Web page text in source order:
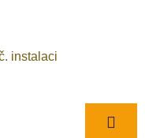
instalaci